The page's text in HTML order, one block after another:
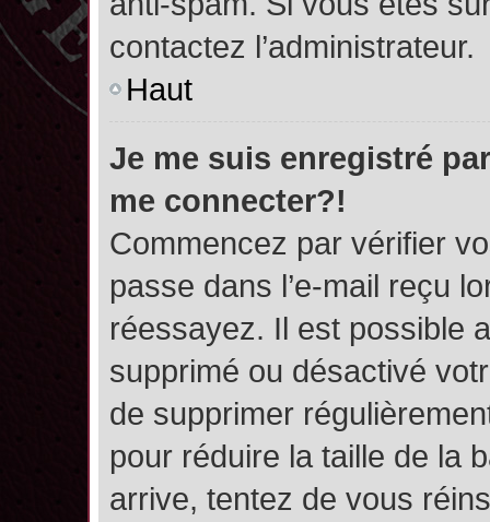
contactez l’administrateur.
Haut
Je me suis enregistré
me connecter?!
Commencez par vérifier
passe dans l’e-mail reçu
réessayez. Il est possible
supprimé ou désactivé
de supprimer
pour réduire la taille de la
arrive, tentez de vous